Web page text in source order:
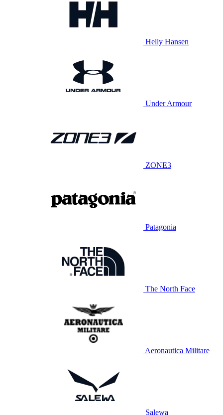
Helly Hansen
Under Armour
ZONE3
Patagonia
The North Face
Aeronautica Militare
Salewa